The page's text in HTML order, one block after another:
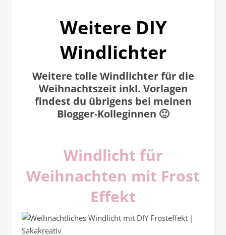
Weitere DIY
Windlichter
Weitere tolle Windlichter für die
Weihnachtszeit inkl. Vorlagen
findest du übrigens bei meinen
Blogger-Kolleginnen 🙂
Windlicht für
Weihnachten mit Frost
Effekt